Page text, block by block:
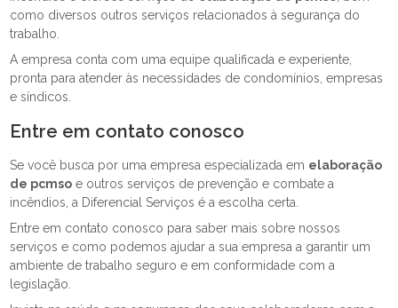
como diversos outros serviços relacionados à segurança do
trabalho.
A empresa conta com uma equipe qualificada e experiente,
pronta para atender às necessidades de condomínios, empresas
e síndicos.
Entre em contato conosco
Se você busca por uma empresa especializada em elaboração
de pcmso e outros serviços de prevenção e combate a
incêndios, a Diferencial Serviços é a escolha certa.
Entre em contato conosco para saber mais sobre nossos
serviços e como podemos ajudar a sua empresa a garantir um
ambiente de trabalho seguro e em conformidade com a
legislação.